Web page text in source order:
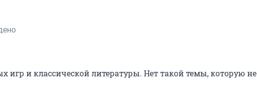
и классической литературы. Нет такой темы, которую не